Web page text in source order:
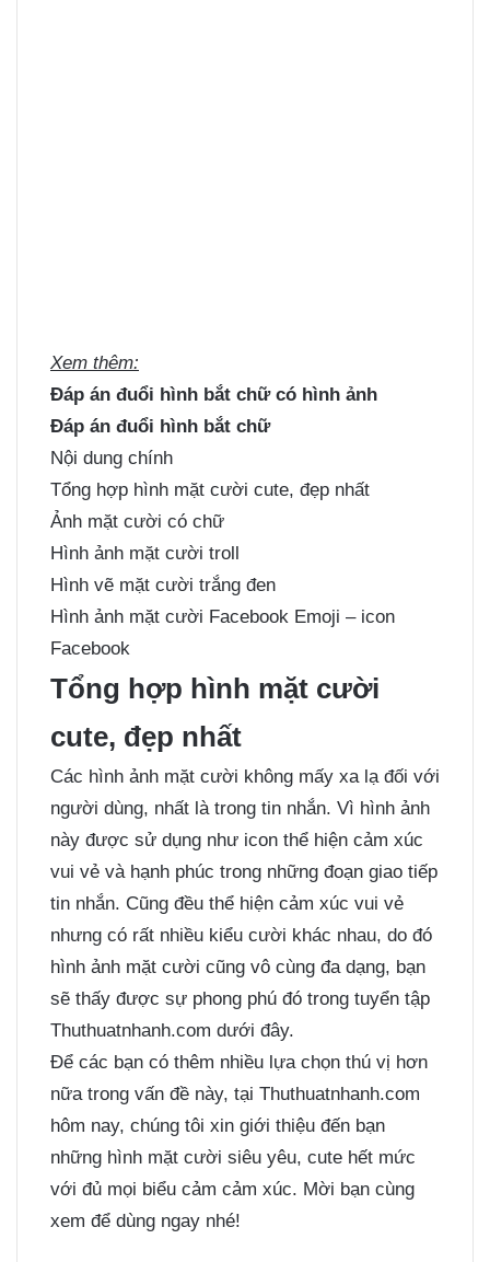
Xem thêm:
Đáp án đuổi hình bắt chữ có hình ảnh
Đáp án đuổi hình bắt chữ
Nội dung chính
Tổng hợp hình mặt cười cute, đẹp nhất
Ảnh mặt cười có chữ
Hình ảnh mặt cười troll
Hình vẽ mặt cười trắng đen
Hình ảnh mặt cười Facebook Emoji – icon
Facebook
Tổng hợp hình mặt cười
cute, đẹp nhất
Các hình ảnh mặt cười không mấy xa lạ đối với
người dùng, nhất là trong tin nhắn. Vì hình ảnh
này được sử dụng như icon thể hiện cảm xúc
vui vẻ và hạnh phúc trong những đoạn giao tiếp
tin nhắn. Cũng đều thể hiện cảm xúc vui vẻ
nhưng có rất nhiều kiểu cười khác nhau, do đó
hình ảnh mặt cười cũng vô cùng đa dạng, bạn
sẽ thấy được sự phong phú đó trong tuyển tập
Thuthuatnhanh.com dưới đây.
Để các bạn có thêm nhiều lựa chọn thú vị hơn
nữa trong vấn đề này, tại Thuthuatnhanh.com
hôm nay, chúng tôi xin giới thiệu đến bạn
những hình mặt cười siêu yêu, cute hết mức
với đủ mọi biểu cảm cảm xúc. Mời bạn cùng
xem để dùng ngay nhé!